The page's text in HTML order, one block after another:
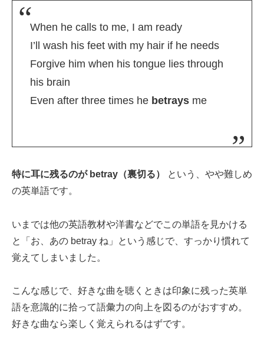
When he calls to me, I am ready
I’ll wash his feet with my hair if he needs
Forgive him when his tongue lies through
his brain
Even after three times he betrays me
特に耳に残るのが betray（裏切る）
という、やや難しめ
の英単語です。
いまでは他の英語教材や洋書などでこの単語を見かける
と「お、あの betray ね」という感じで、すっかり慣れて
覚えてしまいました。
こんな感じで、好きな曲を聴くときは印象に残った英単
語を意識的に拾って語彙力の向上を図るのがおすすめ。
好きな曲なら楽しく覚えられるはずです。